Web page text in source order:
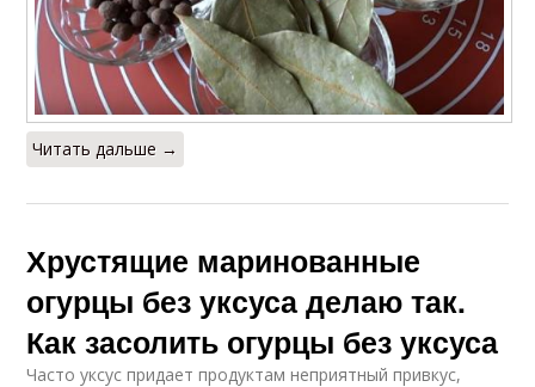
Читать дальше →
Хрустящие маринованные
огурцы без уксуса делаю так.
Как засолить огурцы без уксуса
Часто уксус придает продуктам неприятный привкус,